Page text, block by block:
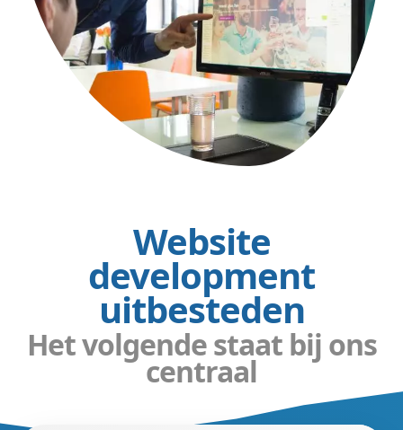
Website
development
uitbesteden
Het volgende staat bij ons
centraal